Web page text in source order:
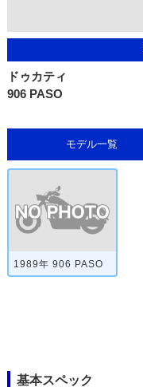
ドゥカティ
906 PASO
モデル一覧
1989年 906 PASO
基本スペック